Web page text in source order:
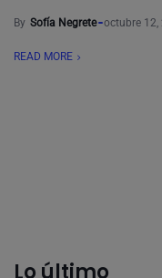
By Sofía Negrete octubre 12,
READ MORE
Lo último